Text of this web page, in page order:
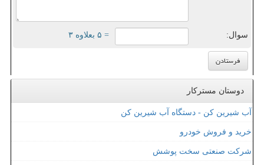
سوال: = ۵ بعلاوه ۳
دوستان مسترکار
آب شیرین کن - دستگاه آب شیرین کن
خرید و فروش خودرو
شرکت صنعتی سخت پوشش